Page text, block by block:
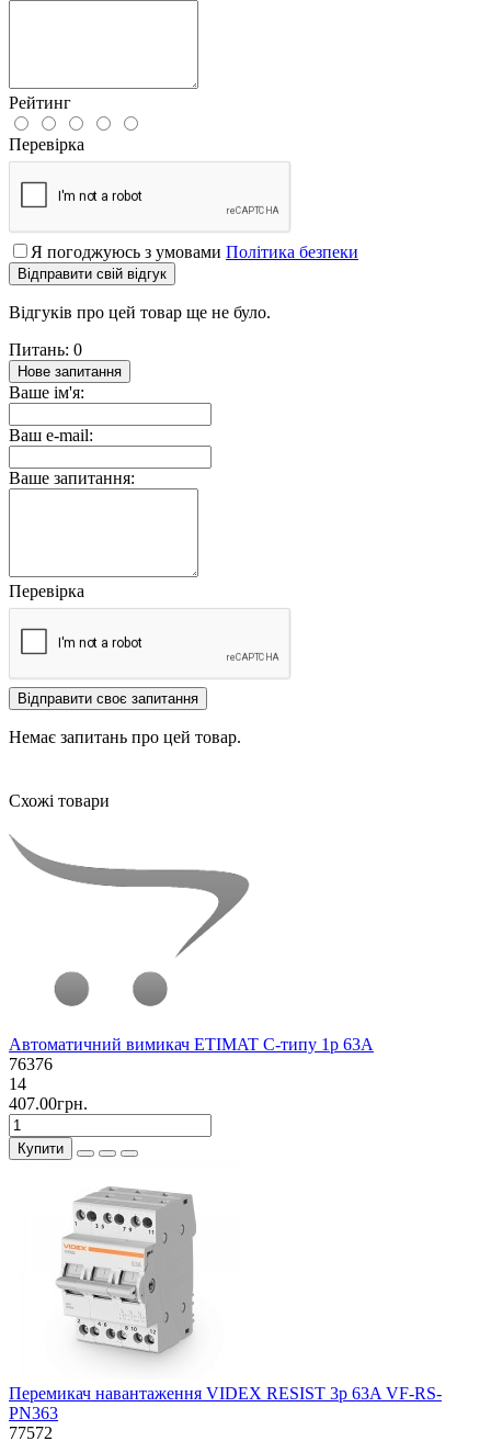
Рейтинг
Перевірка
Я погоджуюсь з умовами Політика безпеки
Відправити свій відгук
Відгуків про цей товар ще не було.
Питань: 0
Нове запитання
Ваше ім'я:
Ваш e-mail:
Ваше запитання:
Перевірка
Відправити своє запитання
Немає запитань про цей товар.
Схожі товари
Автоматичний вимикач ETIMAT C-типу 1р 63А
76376
14
407.00грн.
Купити
Перемикач навантаження VIDEX RESIST 3p 63A VF-RS-
PN363
77572